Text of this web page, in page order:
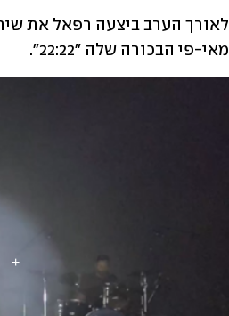
מאי-פי הבכורה שלה "22:22".